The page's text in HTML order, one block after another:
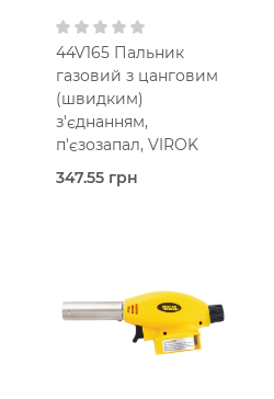
44V165 Пальник
газовий з цанговим
(швидким)
з'єднанням,
п'єзозапал, VIROK
347.55 грн